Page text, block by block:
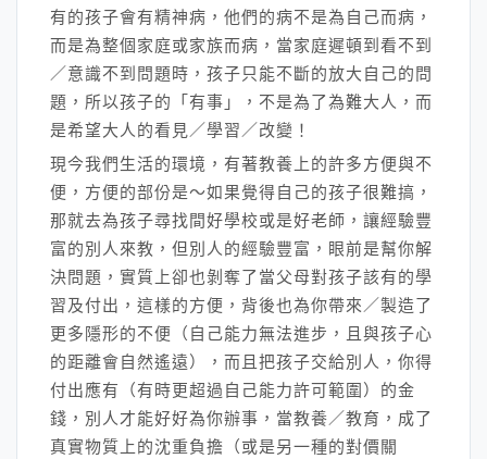
有的孩子會有精神病，他們的病不是為自己而病，
而是為整個家庭或家族而病，當家庭遲頓到看不到
／意識不到問題時，孩子只能不斷的放大自己的問
題，所以孩子的「有事」，不是為了為難大人，而
是希望大人的看見／學習／改變！
現今我們生活的環境，有著教養上的許多方便與不
便，方便的部份是～如果覺得自己的孩子很難搞，
那就去為孩子尋找間好學校或是好老師，讓經驗豐
富的別人來教，但別人的經驗豐富，眼前是幫你解
決問題，實質上卻也剝奪了當父母對孩子該有的學
習及付出，這樣的方便，背後也為你帶來／製造了
更多隱形的不便（自己能力無法進步，且與孩子心
的距離會自然遙遠），而且把孩子交給別人，你得
付出應有（有時更超過自己能力許可範圍）的金
錢，別人才能好好為你辦事，當教養／教育，成了
真實物質上的沈重負擔（或是另一種的對價關